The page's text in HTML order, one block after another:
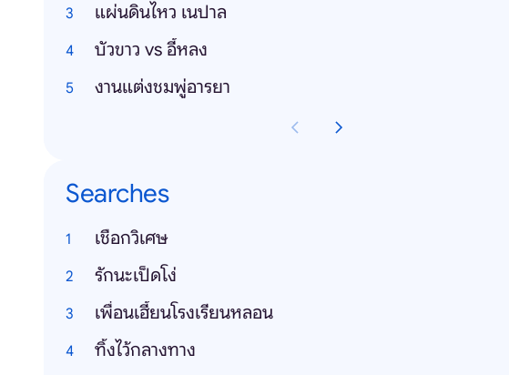
แผ่นดินไหว เนปาล
บัวขาว vs อี้หลง
งานแต่งชมพู่อารยา
Searches
เชือกวิเศษ
รักนะเป็ดโง่
เพื่อนเฮี้ยนโรงเรียนหลอน
ทิ้งไว้กลางทาง